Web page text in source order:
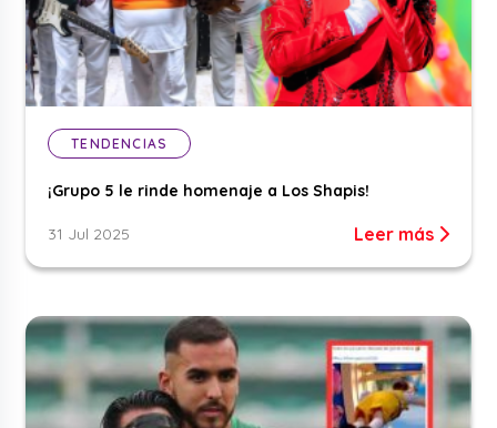
TENDENCIAS
¡Grupo 5 le rinde homenaje a Los Shapis!
31 Jul 2025 Leer más